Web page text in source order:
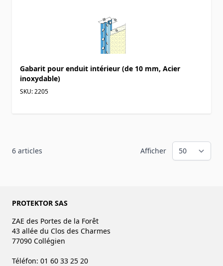
Gabarit pour enduit intérieur (de 10 mm, Acier
inoxydable)
SKU: 2205
6 articles Afficher
PROTEKTOR SAS
ZAE des Portes de la Forêt
43 allée du Clos des Charmes
77090 Collégien
Téléfon: 01 60 33 25 20